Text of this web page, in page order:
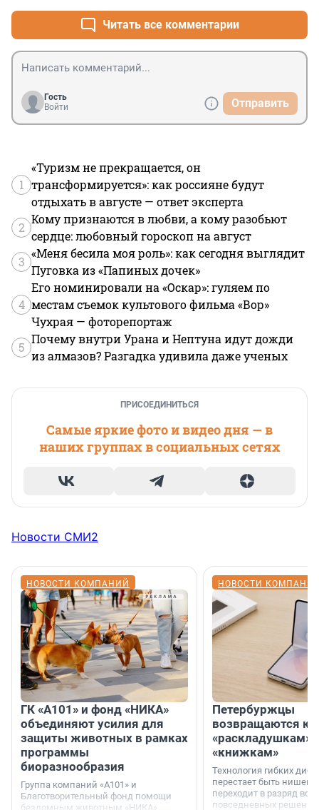
Читать все комментарии
Гость
Войти
Отправить
1
«Туризм не прекращается, он
трансформируется»: как россияне будут
отдыхать в августе — ответ эксперта
2
Кому признаются в любви, а кому разобьют
сердце: любовный гороскоп на август
3
«Меня бесила моя роль»: как сегодня выглядит
Пуговка из «Папиных дочек»
4
Его номинировали на «Оскар»: гуляем по
местам съемок культового фильма «Вор»
Чухрая — фоторепортаж
5
Почему внутри Урана и Нептуна идут дожди
из алмазов? Разгадка удивила даже ученых
ПРИСОЕДИНИТЬСЯ
Самые яркие фото и видео дня — в
наших группах в социальных сетях
Новости СМИ2
НОВОСТИ КОМПАНИЙ
ГК «А101» и фонд «НИКА»
объединяют усилия для
защиты животных в рамках
программы
биоразнообразия
Группа компаний «А101» и
Благотворительный фонд помощи
бездомным животным «НИКА»
НОВОСТИ
Петербуржцы
возвращаются к
«раскладушкам»
«книжкам»
Технология гибких
перестает быть
переходит в разряд
повседневных